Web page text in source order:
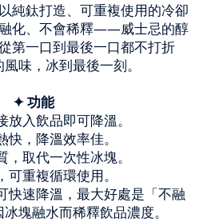
純鈦打造、可重複使用的冷卻
化、不會稀釋——威士忌的醇
第一口到最後一口都不打折
味，冰到最後一刻。
✦ 功能
放入飲品即可降溫。
快，降溫效率佳。
，取代一次性冰塊。
可重複循環使用。
快速降溫，最大好處是「不融
塊融水而稀釋飲品濃度。